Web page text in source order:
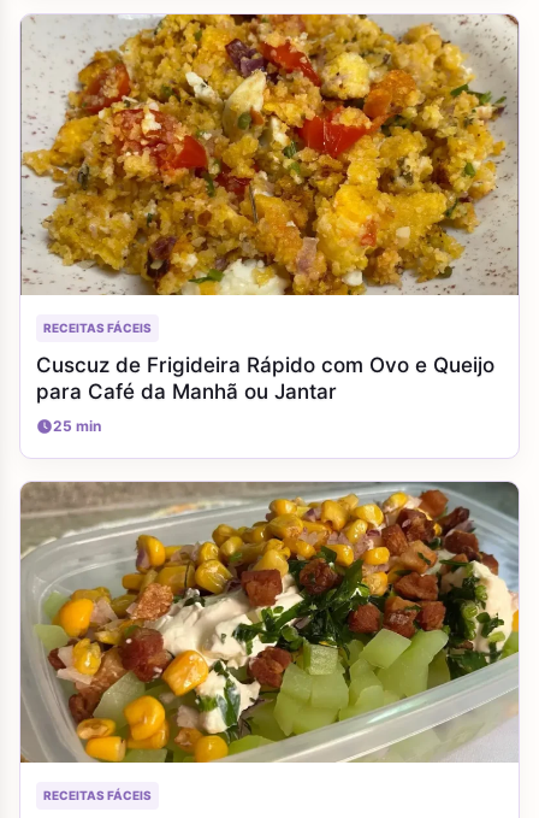
RECEITAS FÁCEIS
Cuscuz de Frigideira Rápido com Ovo e Queijo
para Café da Manhã ou Jantar
25 min
RECEITAS FÁCEIS